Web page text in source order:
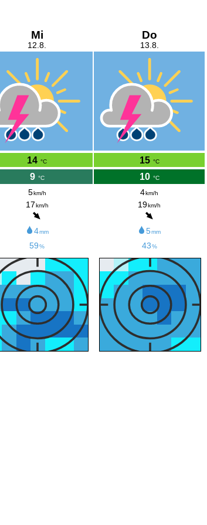
Mi
12.8.
14 °C
9 °C
5km/h
17km/h
4mm
59 %
Do
13.8.
15 °C
10 °C
4km/h
19km/h
5mm
43%